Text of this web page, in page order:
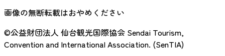
画像の無断転載はおやめください
©公益財団法人 仙台観光国際協会 Sendai Tourism,
Convention and International Association. (SenTIA)